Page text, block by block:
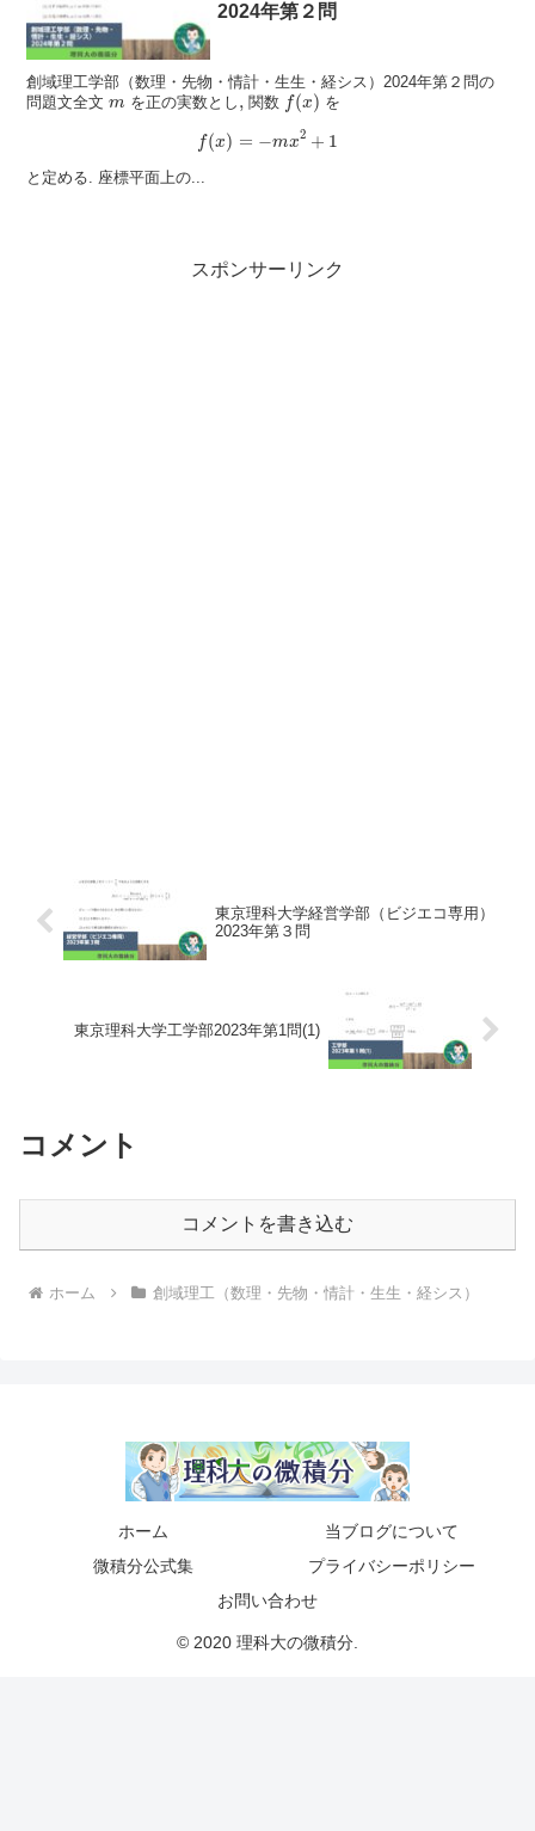
2024年第２問
創域理工学部（数理・先物・情計・生生・経シス）2024年第２問の
問題文全文m
m を正の実数とし ,, 関数 f(x)
f(x) を
f(x) = −mx2 + 1
x +
と定める. 座標平面上の...
スポンサーリンク
東京理科大学経営学部（ビジエコ専用）
2023年第３問
東京理科大学工学部2023年第1問(1)
コメント
コメントを書き込む
ホーム 創域理工（数理・先物・情計・生生・経シス）
ホーム
当ブログについて
微積分公式集
プライバシーポリシー
お問い合わせ
© 2020 理科大の微積分.